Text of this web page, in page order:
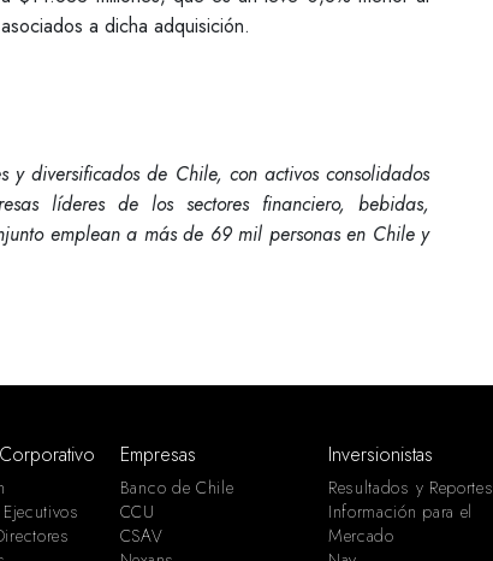
a dicha adquisición.
y diversificados de Chile, con activos consolidados
líderes de los sectores financiero, bebidas,
emplean a más de 69 mil personas en Chile y
Empresas
Banco de Chile
CCU
CSAV
Inversionistas
Resultados y Reportes
Información para el
Mercado